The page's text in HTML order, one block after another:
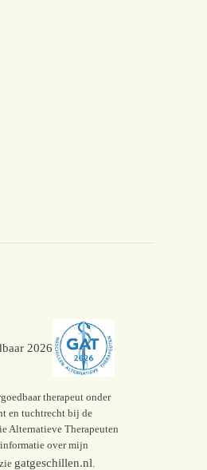
therapeut onder
en tuchtrecht bij de
Alternatieve Therapeuten
over mijn
gatgeschillen.nl.